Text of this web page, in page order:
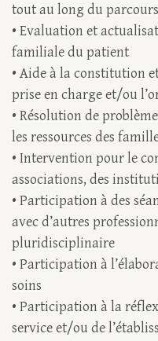
tout au long du
• Evaluation et
familiale du patient
• Aide à la constitution
prise en charge et/ou
• Résolution de
les ressources des
• Intervention pour le
associations, des
• Participation à des
avec d’autres
pluridisciplinaire
• Participation à
soins
• Participation à la
service et/ou de